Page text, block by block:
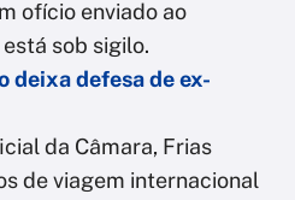
ofício enviado ao
sob sigilo.
deixa defesa de ex-
da Câmara, Frias
de viagem internacional